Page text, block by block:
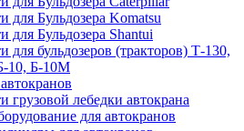
для Бульдозера Komatsu
для Бульдозера Shantui
для бульдозеров (тракторов) Т-130,
10, Б-10М
грузовой лебедки автокрана
для автокранов